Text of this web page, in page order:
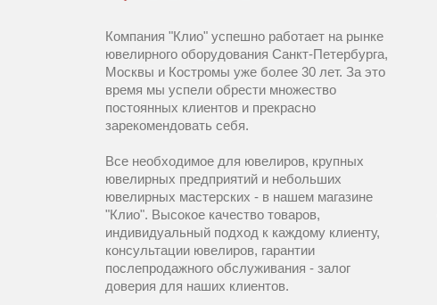
Компания "Клио" успешно работает на рынке
ювелирного оборудования Санкт-Петербурга,
Москвы и Костромы уже более 30 лет. За это
время мы успели обрести множество
постоянных клиентов и прекрасно
зарекомендовать себя.
Все необходимое для ювелиров, крупных
ювелирных предприятий и небольших
ювелирных мастерских - в нашем магазине
"Клио". Высокое качество товаров,
индивидуальный подход к каждому клиенту,
консультации ювелиров, гарантии
послепродажного обслуживания - залог
доверия для наших клиентов.